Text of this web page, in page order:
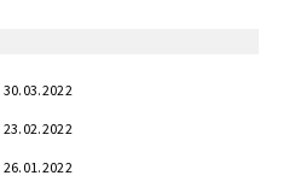
30.03.2022
23.02.2022
26.01.2022